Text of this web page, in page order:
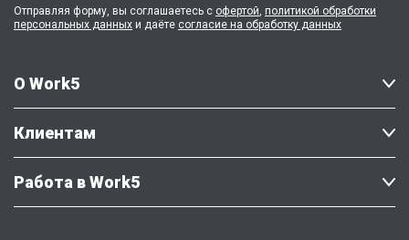
О Work5
Клиентам
Работа в Work5
Отправляя форму, вы соглашаетесь с офертой, политикой обработки
персональных данных и даёте согласие на обработку данных